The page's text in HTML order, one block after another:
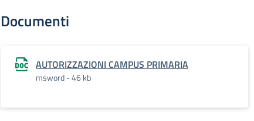
Documenti
AUTORIZZAZIONI CAMPUS PRIMARIA
msword - 46 kb